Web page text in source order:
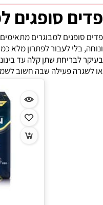
פדים סופגים
פדים סופגים למבוגרים
ונוחה, בלי לעבור לפתרון מלא
בעיקר לבריחת שתן קלה עד
או לשגרה פעילה שבה חשוב